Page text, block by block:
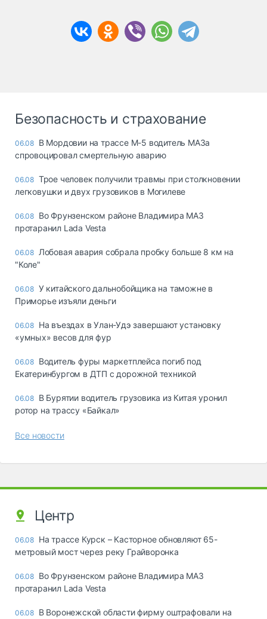
Безопасность и страхование
06.08 В Мордовии на трассе М-5 водитель МАЗа
спровоцировал смертельную аварию
06.08 Трое человек получили травмы при столкновении
легковушки и двух грузовиков в Могилеве
06.08 Во Фрунзенском районе Владимира МАЗ
протаранил Lada Vesta
06.08 Лобовая авария собрала пробку больше 8 км на
"Коле"
06.08 У китайского дальнобойщика на таможне в
Приморье изъяли деньги
06.08 Ha въeздax в Улaн-Удэ зaвepшaют ycтaнoвкy
«yмныx» вecoв для фyp
06.08 Водитель фуры маркетплейса погиб под
Екатеринбургом в ДТП с дорожной техникой
06.08 В Бурятии водитель грузовика из Китая уронил
ротор на трассу «Байкал»
Все новости
Центр
06.08 На трассе Курск – Касторное обновляют 65-
метровый мост через реку Грайворонка
06.08 Во Фрунзенском районе Владимира МАЗ
протаранил Lada Vesta
06.08 В Воронежской области фирму оштрафовали на